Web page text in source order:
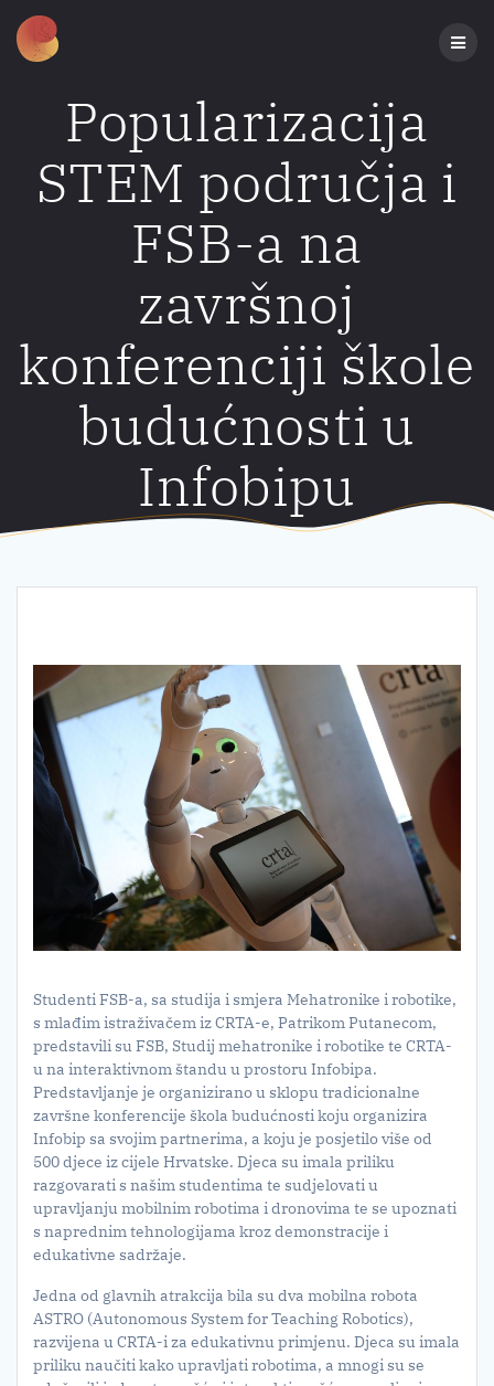
Popularizacija
STEM područja i
FSB-a na
završnoj
konferenciji škole
budućnosti u
Infobipu
Studenti FSB-a, sa studija i smjera Mehatronike i robotike,
s mlađim istraživačem iz CRTA-e, Patrikom Putanecom,
predstavili su FSB, Studij mehatronike i robotike te CRTA-
u na interaktivnom štandu u prostoru Infobipa.
Predstavljanje je organizirano u sklopu tradicionalne
završne konferencije škola budućnosti koju organizira
Infobip sa svojim partnerima, a koju je posjetilo više od
500 djece iz cijele Hrvatske. Djeca su imala priliku
razgovarati s našim studentima te sudjelovati u
upravljanju mobilnim robotima i dronovima te se upoznati
s naprednim tehnologijama kroz demonstracije i
edukativne sadržaje.
Jedna od glavnih atrakcija bila su dva mobilna robota
ASTRO (Autonomous System for Teaching Robotics),
razvijena u CRTA-i za edukativnu primjenu. Djeca su imala
priliku naučiti kako upravljati robotima, a mnogi su se